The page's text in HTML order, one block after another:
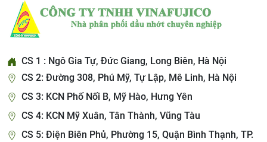
CS 1 : Ngô Gia Tự, Đức Giang, Long Biên, Hà Nội
CS 2: Đường 308, Phú Mỹ, Tự Lập, Mê Linh, Hà Nội
CS 3: KCN Phố Nối B, Mỹ Hào, Hưng Yên
CS 4: KCN Mỹ Xuân, Tân Thành, Vũng Tàu
CS 5: Điện Biên Phủ, Phường 15, Quận Bình Thạnh, TP.